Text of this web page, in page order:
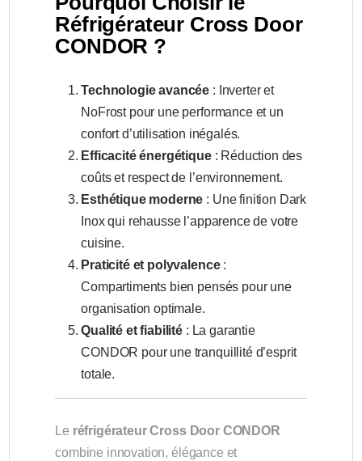
Réfrigérateur Cross Door
CONDOR ?
Technologie avancée : Inverter et
NoFrost pour une performance et un
confort d’utilisation inégalés.
Efficacité énergétique: Réduction des
coûts et respect de l’environnement.
Esthétique moderne : Une finition Dark
Inox qui rehausse l’apparence de votre
cuisine.
Praticité et polyvalence:
Compartiments bien pensés pour une
organisation optimale.
Qualité et fiabilité : La garantie
CONDOR pour une tranquillité d’esprit
totale.
Le réfrigérateur Cross Door CONDOR
combine innovation, élégance et